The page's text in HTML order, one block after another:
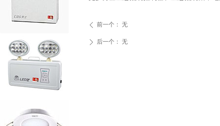
ꄴ 前一个： 无
ꄲ 后一个： 无